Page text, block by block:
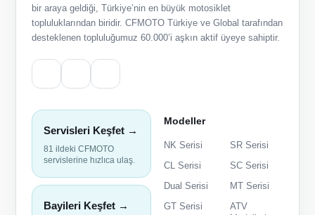
bir araya geldiği, Türkiye’nin en büyük motosiklet
topluluklarından biridir. CFMOTO Türkiye ve Global tarafından
desteklenen topluluğumuz 60.000’i aşkın aktif üyeye sahiptir.
Servisleri Keşfet →
81 ildeki CFMOTO
servislerine hızlıca ulaş.
Bayileri Keşfet →
Modeller
NK Serisi
SR Serisi
CL Serisi
SC Serisi
Dual Serisi
MT Serisi
GT Serisi
ATV